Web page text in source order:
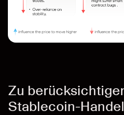
Zu
Stablecoin-